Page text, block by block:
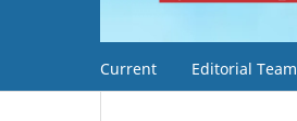
Current Editorial Team